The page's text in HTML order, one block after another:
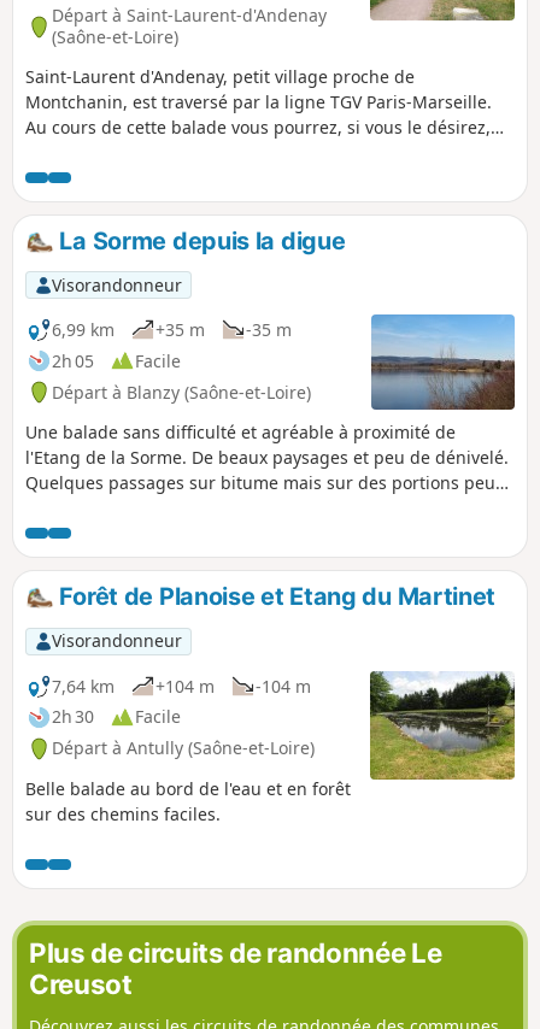
Départ à Saint-Laurent-d'Andenay
(Saône-et-Loire)
Saint-Laurent d'Andenay, petit village proche de
Montchanin, est traversé par la ligne TGV Paris-Marseille.
Au cours de cette balade vous pourrez, si vous le désirez,
vous avez des tables à votre disposition.
La Sorme depuis la digue
Visorandonneur
6,99 km
+35 m
-35 m
2h 05
Facile
Départ à Blanzy (Saône-et-Loire)
Une balade sans difficulté et agréable à proximité de
l'Etang de la Sorme. De beaux paysages et peu de dénivelé.
Quelques passages sur bitume mais sur des portions peu
Forêt de Planoise et Etang du Martinet
Visorandonneur
7,64 km
+104 m
-104 m
2h 30
Facile
Départ à Antully (Saône-et-Loire)
Belle balade au bord de l'eau et en forêt
sur des chemins faciles.
Plus de circuits de randonnée Le
Creusot